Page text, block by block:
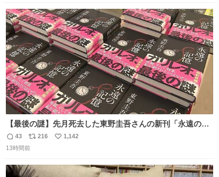
どそれぞれのマグネットを見る度に旅の思い出が鮮明によ
みがえります。
ト
数
数
【最後の謎】先月死去した東野圭吾さんの新刊「永遠の記
憶」発売 代表作「ガリレオ」シリーズ最新作
news.livedoor.com/article/detail… 68歳で亡くなった作家
かりの新刊も加わり、多くのファンが足を運んでいた。
返
信
43
リ
ポ
ト
216
い
数
1,142
13時間前